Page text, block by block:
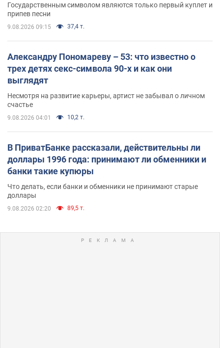
Государственным символом являются только первый куплет и
припев песни
9.08.2026 09:15 37,4 т.
Александру Пономареву – 53: что известно о
трех детях секс-символа 90-х и как они
выглядят
Несмотря на развитие карьеры, артист не забывал о личном
счастье
9.08.2026 04:01 10,2 т.
В ПриватБанке рассказали, действительны ли
доллары 1996 года: принимают ли обменники и
банки такие купюры
Что делать, если банки и обменники не принимают старые
доллары
9.08.2026 02:20 89,5 т.